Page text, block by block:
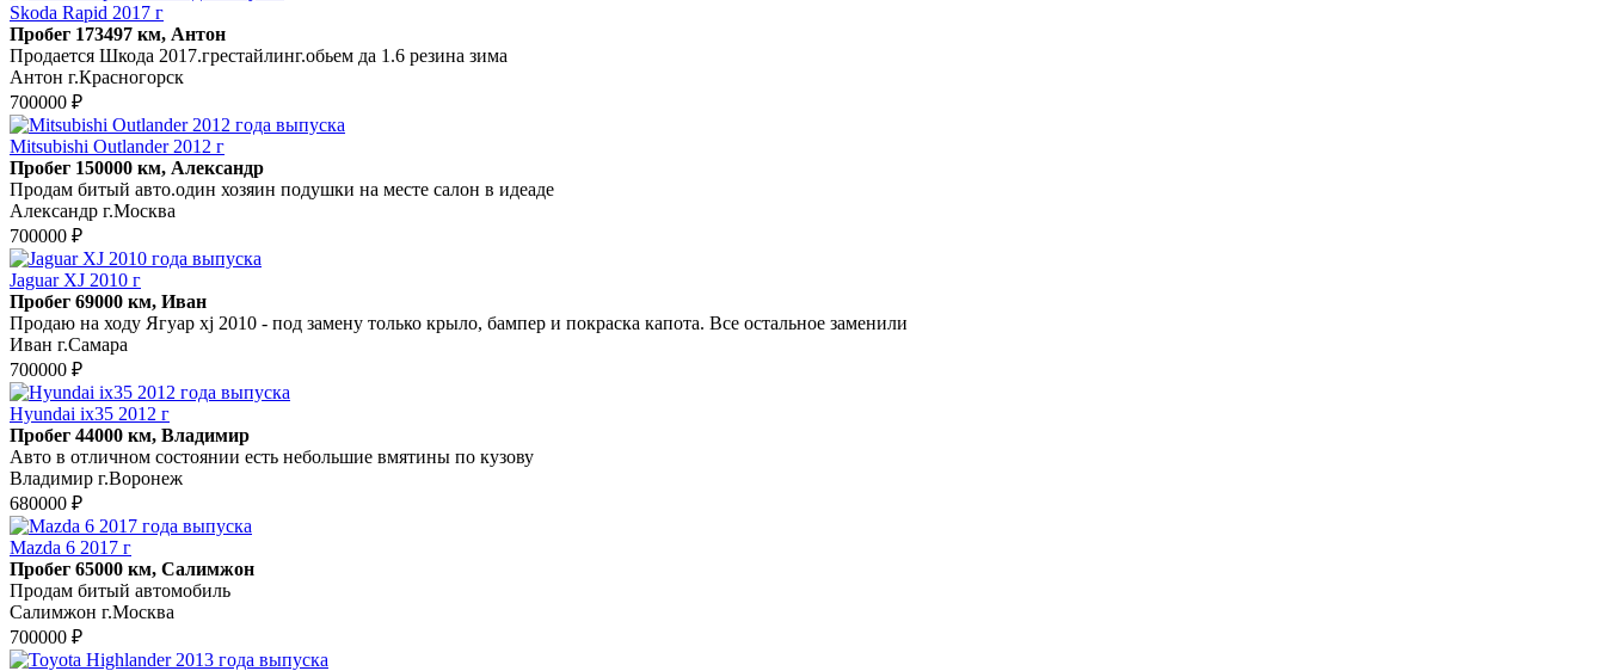
Skoda Rapid 2017 г
Пробег 173497 км, Антон
Продается Шкода 2017.грестайлинг.обьем да 1.6 резина зима
Антон г.Красногорск
700000 ₽
Mitsubishi Outlander 2012 г
Пробег 150000 км, Александр
Продам битый авто.один хозяин подушки на месте салон в идеаде
Александр г.Москва
700000 ₽
Jaguar XJ 2010 г
Пробег 69000 км, Иван
Продаю на ходу Ягуар xj 2010 - под замену только крыло, бампер и покраска капота. Все остальное заменили
Иван г.Самара
700000 ₽
Hyundai ix35 2012 г
Пробег 44000 км, Владимир
Авто в отличном состоянии есть небольшие вмятины по кузову
Владимир г.Воронеж
680000 ₽
Mazda 6 2017 г
Пробег 65000 км, Салимжон
Продам битый автомобиль
Салимжон г.Москва
700000 ₽